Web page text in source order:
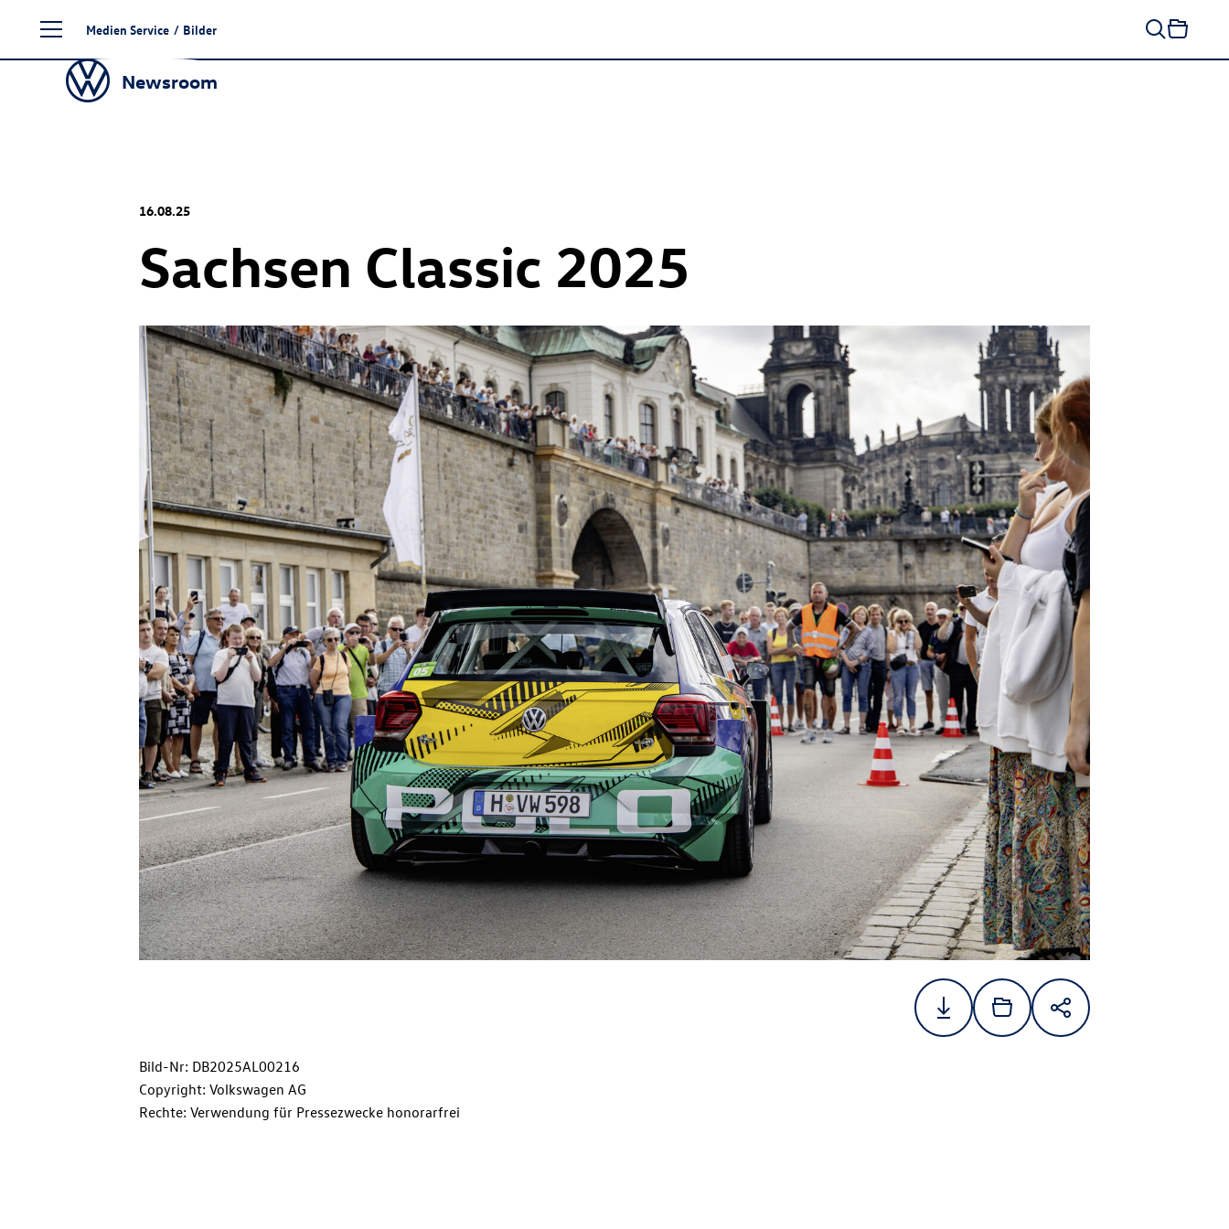
Seiteninhalt
springen
Medien Service / Bilder
Newsroom
16.08.25
Sachsen Classic 2025
Bild-Nr: DB2025AL00216
Copyright: Volkswagen AG
Rechte: Verwendung für Pressezwecke honorarfrei